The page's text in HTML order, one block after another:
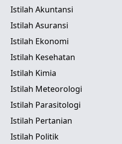
Istilah Akuntansi
Istilah Asuransi
Istilah Ekonomi
Istilah Kesehatan
Istilah Kimia
Istilah Meteorologi
Istilah Parasitologi
Istilah Pertanian
Istilah Politik